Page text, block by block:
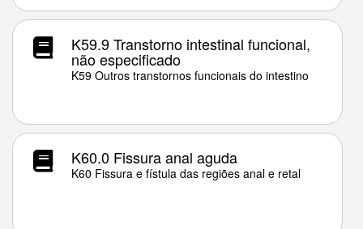
K59.9 Transtorno intestinal funcional,
não especificado
K59 Outros transtornos funcionais do intestino
K60.0 Fissura anal aguda
K60 Fissura e fístula das regiões anal e retal